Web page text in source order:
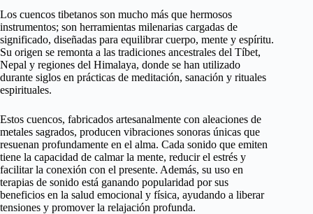
Los cuencos tibetanos son mucho más que hermosos
instrumentos; son herramientas milenarias cargadas de
significado, diseñadas para equilibrar cuerpo, mente y espíritu.
Su origen se remonta a las tradiciones ancestrales del Tíbet,
Nepal y regiones del Himalaya, donde se han utilizado
durante siglos en prácticas de meditación, sanación y rituales
espirituales.
Estos cuencos, fabricados artesanalmente con aleaciones de
metales sagrados, producen vibraciones sonoras únicas que
resuenan profundamente en el alma. Cada sonido que emiten
tiene la capacidad de calmar la mente, reducir el estrés y
facilitar la conexión con el presente. Además, su uso en
terapias de sonido está ganando popularidad por sus
beneficios en la salud emocional y física, ayudando a liberar
tensiones y promover la relajación profunda.